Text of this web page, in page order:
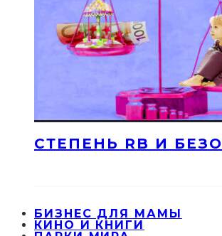
СТЕПЕНЬ RB И
БИЗНЕС ДЛЯ МАМЫ
КИНО И КНИГИ